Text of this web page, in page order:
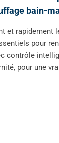
bain-
et rapidement
pour
contrôle
pour une